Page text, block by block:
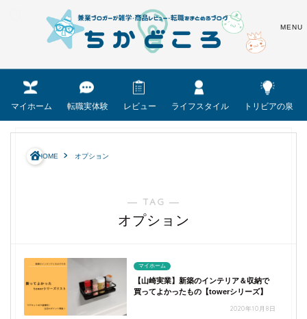
マイホーム 転職実体験 レビュー ライフスタイル トリビアの泉
HOME オプション
― TAG ―
オプション
マイホーム
【山崎実業】新築のインテリア＆収納で
買ってよかったもの【towerシリーズ】
2020年10月8日